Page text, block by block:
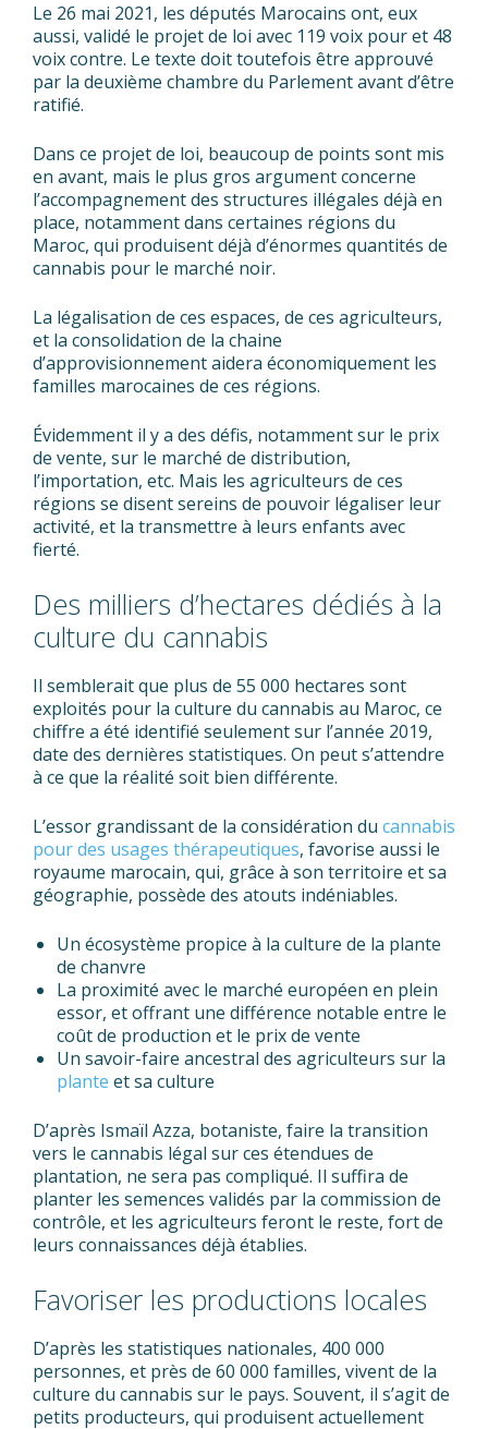
Le 26 mai 2021, les députés Marocains ont, eux
aussi, validé le projet de loi avec 119 voix pour et 48
voix contre. Le texte doit toutefois être approuvé
par la deuxième chambre du Parlement avant d’être
ratifié.
Dans ce projet de loi, beaucoup de points sont mis
en avant, mais le plus gros argument concerne
l’accompagnement des structures illégales déjà en
place, notamment dans certaines régions du
Maroc, qui produisent déjà d’énormes quantités de
cannabis pour le marché noir.
La légalisation de ces espaces, de ces agriculteurs,
et la consolidation de la chaine
d’approvisionnement aidera économiquement les
familles marocaines de ces régions.
Évidemment il y a des défis, notamment sur le prix
de vente, sur le marché de distribution,
l’importation, etc. Mais les agriculteurs de ces
régions se disent sereins de pouvoir légaliser leur
activité, et la transmettre à leurs enfants avec
fierté.
Des milliers d’hectares dédiés à la
culture du cannabis
Il semblerait que plus de 55 000 hectares sont
exploités pour la culture du cannabis au Maroc, ce
chiffre a été identifié seulement sur l’année 2019,
date des dernières statistiques. On peut s’attendre
à ce que la réalité soit bien différente.
L’essor grandissant de la considération du cannabis
pour des usages thérapeutiques, favorise aussi le
royaume marocain, qui, grâce à son territoire et sa
géographie, possède des atouts indéniables.
Un écosystème propice à la culture de la plante
de chanvre
La proximité avec le marché européen en plein
essor, et offrant une différence notable entre le
coût de production et le prix de vente
Un savoir-faire ancestral des agriculteurs sur la
plante et sa culture
D’après Ismaïl Azza, botaniste, faire la transition
vers le cannabis légal sur ces étendues de
plantation, ne sera pas compliqué. Il suffira de
planter les semences validés par la commission de
contrôle, et les agriculteurs feront le reste, fort de
leurs connaissances déjà établies.
Favoriser les productions locales
D’après les statistiques nationales, 400 000
personnes, et près de 60 000 familles, vivent de la
culture du cannabis sur le pays. Souvent, il s’agit de
petits producteurs, qui produisent actuellement